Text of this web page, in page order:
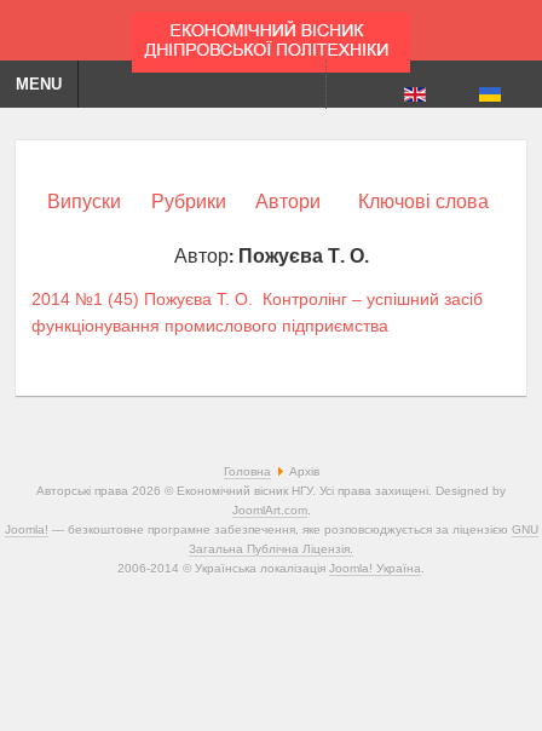
MENU
Випуски Рубрики Автори Ключові слова
Автор: Пожуєва Т. О.
2014 №1 (45) Пожуєва Т. О.
Контролінг – успішний засіб
функціонування промислового підприємства
Головна
Архів
Авторські права 2026 © Економічний вісник НГУ. Усі права захищені. Designed by
JoomlArt.com.
Joomla! — безкоштовне програмне забезпечення, яке розповсюджується за ліцензією GNU
Загальна Публічна Ліцензія.
2006-2014 © Українська локалізація Joomla! Україна